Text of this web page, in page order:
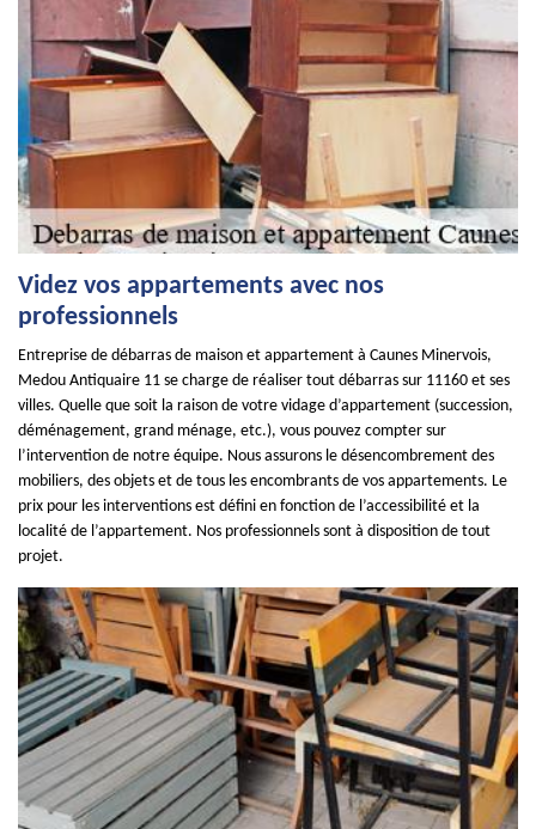
Videz vos appartements avec nos
professionnels
Entreprise de débarras de maison et appartement à Caunes Minervois,
Medou Antiquaire 11 se charge de réaliser tout débarras sur 11160 et ses
villes. Quelle que soit la raison de votre vidage d’appartement (succession,
déménagement, grand ménage, etc.), vous pouvez compter sur
l’intervention de notre équipe. Nous assurons le désencombrement des
mobiliers, des objets et de tous les encombrants de vos appartements. Le
prix pour les interventions est défini en fonction de l’accessibilité et la
localité de l’appartement. Nos professionnels sont à disposition de tout
projet.